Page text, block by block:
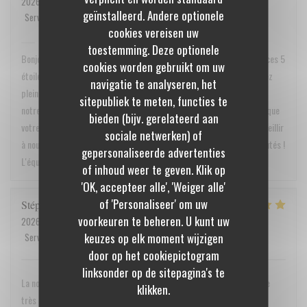
geïnstalleerd. Andere optionele
cookies vereisen uw
toestemming. Deze optionele
cookies worden gebruikt om uw
navigatie te analyseren, het
sitepubliek te meten, functies te
bieden (bijv. gerelateerd aan
sociale netwerken) of
gepersonaliseerde advertenties
of inhoud weer te geven. Klik op
'OK, accepteer alle', 'Weiger alle'
of 'Personaliseer' om uw
voorkeuren te beheren. U kunt uw
keuzes op elk moment wijzigen
door op het cookiepictogram
linksonder op de sitepagina's te
klikken.
Service
Atmosfeer:5/5 Keuken: 5/5 Kwaliteit / Prijs
heeft op deze beoordeling gereageerd
Bonjour Monsieur Cyrille Quenault, Un grand merci pour ce retour et ces 5
étoiles sur toute la ligne ! Toute l'équipe est ravie de voir que vous avez
pleinement apprécié l'ambiance, la qualité de notre service, ainsi que
notre carte et notre rapport qualité/prix. C’est un vrai plaisir de lire que
votre expérience chez nous a été une réussite. Au plaisir de vous accueillir
à nouveau très bientôt à la cave pour vous faire découvrir nos nouveautés !
L'équipe de Bibovino
Stéphanie
2026-05-16
- 19:30 - Gasten 2
Service
Atmosfeer: 5/5 Keuken:5/5 Kwaliteit / Prijs
La nourriture est excellente et le chef adorable. Nous avons passé une
très agréable soirée et reviendront très bientôt.